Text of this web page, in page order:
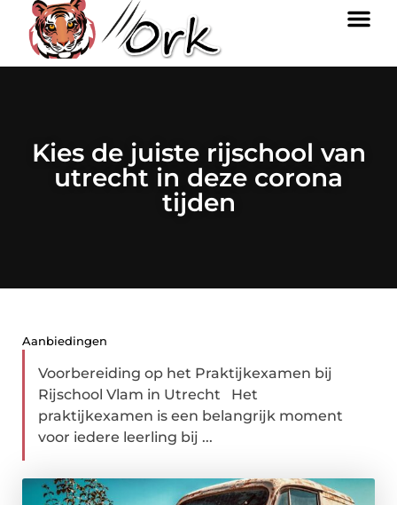
Kies de juiste rijschool van
utrecht in deze corona
tijden
Aanbiedingen
Voorbereiding op het Praktijkexamen bij
Rijschool Vlam in Utrecht Het
praktijkexamen is een belangrijk moment
voor iedere leerling bij ...